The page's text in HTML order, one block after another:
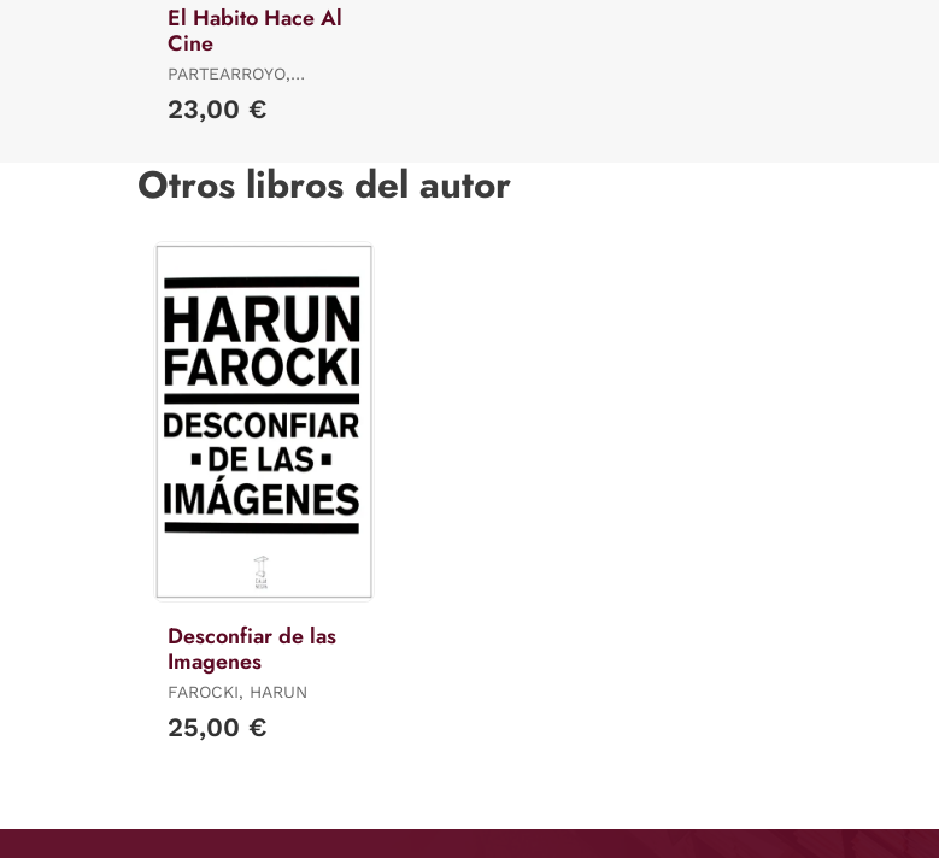
El Habito Hace Al
Cine
PARTEARROYO,
23,00 €
Otros libros del autor
Desconfiar de las
Imagenes
FAROCKI, HARUN
25,00 €